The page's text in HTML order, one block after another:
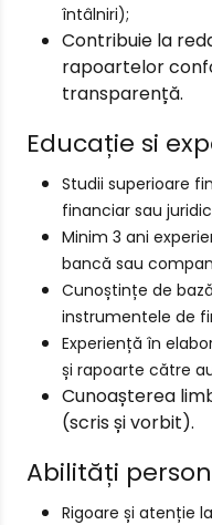
întâlniri);
Contribuie la
rapoartelor
transparență.
Educație si
Studii superioare
financiar sau
Minim 3 ani
bancă sau
Cunoștințe de
instrumentele de
Experiență în
și rapoarte către
Cunoașterea
(scris și vorbit).
Abilități
Rigoare și atenție